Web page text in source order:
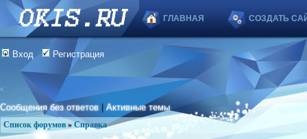
ГЛАВНАЯ СОЗДАТЬ
Вход Регистрация
Сообщения без ответов |Активные темы
Список форумов » Справка